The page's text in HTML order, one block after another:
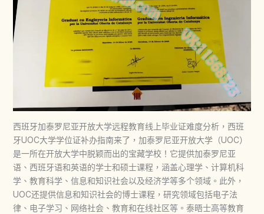
西班牙加泰罗尼亚开放大学远程教育线上毕业证难度分析，西班
牙UOC大学学位证补办指南来了，加泰罗尼亚开放大学（UOC）
是一所在开放大学中脱颖而出的宝藏学校！它提供加泰罗尼亚
语、西班牙语和英语的学士和硕士课程，涵盖心理学、计算机科
学、教育科学、信息和知识社会以及经济学等多个领域。此外，
UOC还提供信息和知识社会的博士课程，研究领域包括电子法
律、电子学习、网络社会、教育和在线社区等。泰晤士高等教育